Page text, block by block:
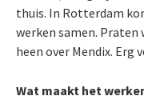
thuis. In Rotterdam
werken samen. Praten
heen over Mendix. Erg
Wat maakt het